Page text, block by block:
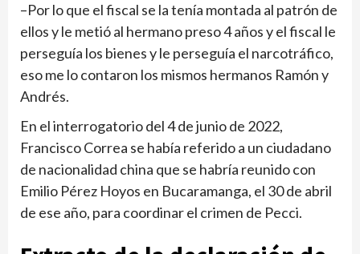
–Por lo que el fiscal se la tenía montada al patrón de
ellos y le metió al her­mano preso 4 años y el fis­cal le
perseguía los bienes y le perseguía el narcotrá­fico,
eso me lo contaron los mismos hermanos Ramón y
Andrés.
En el interrogatorio del 4 de junio de 2022,
Francisco Correa se había referido a un ciudadano
de naciona­lidad china que se habría reunido con
Emilio Pérez Hoyos en Bucaramanga, el 30 de abril
de ese año, para coordinar el crimen de Pecci.